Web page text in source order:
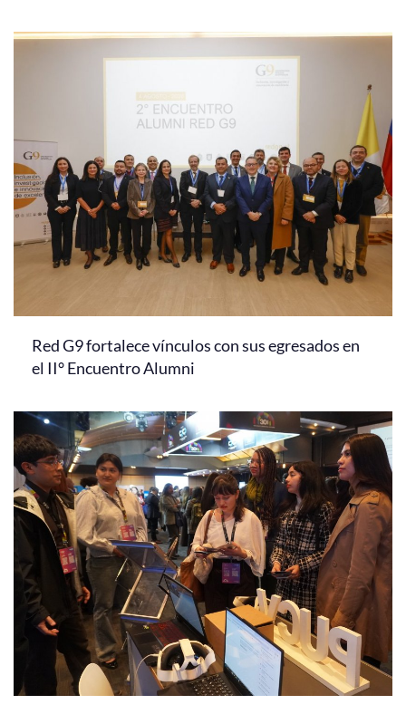
Red G9 fortalece vínculos con sus egresados en
el II° Encuentro Alumni